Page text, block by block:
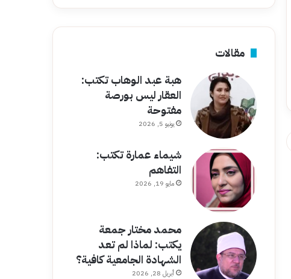
مقالات
هبة عبد الوهاب تكتب:
العقار ليس بورصة
مفتوحة
يونيو 5, 2026
شيماء عمارة تكتب:
التفاهم
مايو 19, 2026
محمد مختار جمعة
يكتب: لماذا لم تعد
الشهادة الجامعية كافية؟
أبريل 28, 2026